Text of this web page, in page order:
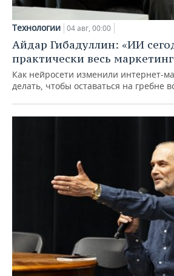
Технологии 04 авг, 00:00
Айдар Гибадуллин: «ИИ
практически весь
Как нейросети изменили интернет-
делать, чтобы оставаться на гребне